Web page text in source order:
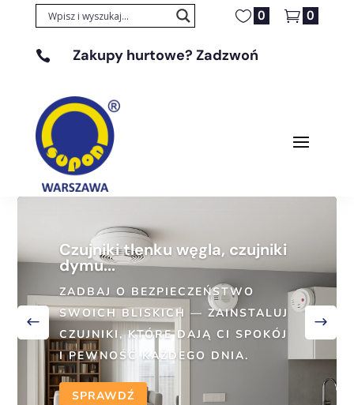
0 0
 Zakupy hurtowe? Zadzwoń
Czujniki tlenku węgla, czujniki
dymu...
ZADBAJ O BEZPIECZEŃSTWO
SWOICH BLISKICH — ZAINSTALUJ
CZUJNIKI, KTÓRE DAJĄ CI SPOKÓJ
I PEWNOŚĆ KAŻDEGO DNIA.
SPRAWDŹ